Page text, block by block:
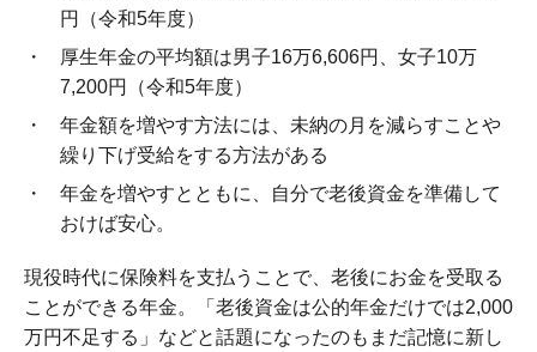
円（令和5年度）
厚生年金の平均額は男子16万6,606円、女子10万
7,200円（令和5年度）
年金額を増やす方法には、未納の月を減らすことや
繰り下げ受給をする方法がある
年金を増やすとともに、自分で老後資金を準備して
おけば安心。
現役時代に保険料を支払うことで、老後にお金を受取る
ことができる年金。「老後資金は公的年金だけでは2,000
万円不足する」などと話題になったのもまだ記憶に新し